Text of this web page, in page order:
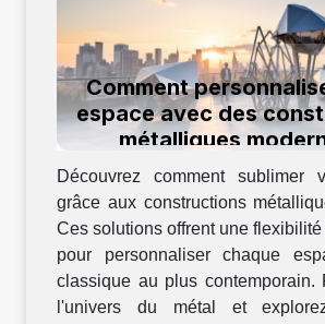
Comment
espace avec des
métalliques
Découvrez comment sublimer
grâce aux constructions
Ces solutions offrent une
pour personnaliser chaque
classique au plus contemporain.
l'univers du métal et